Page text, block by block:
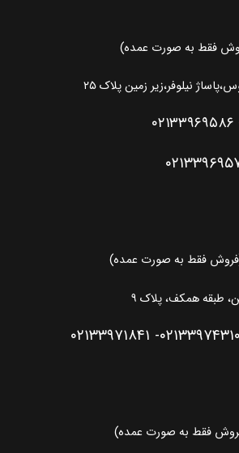
فقط به صورت عمده)
نیلوفر،زیر زمین پلاک ۲۵
۰۲۱۳۳۹۶۹۵۸۶
فقط به صورت عمده)
طبقه همکف، پلاک ۹
۰۲۱۳۳۹۷۴۳۱۰- ۰۲۱۳۳۹۷۱۸۴۱
(فروش فقط به صورت عمده)